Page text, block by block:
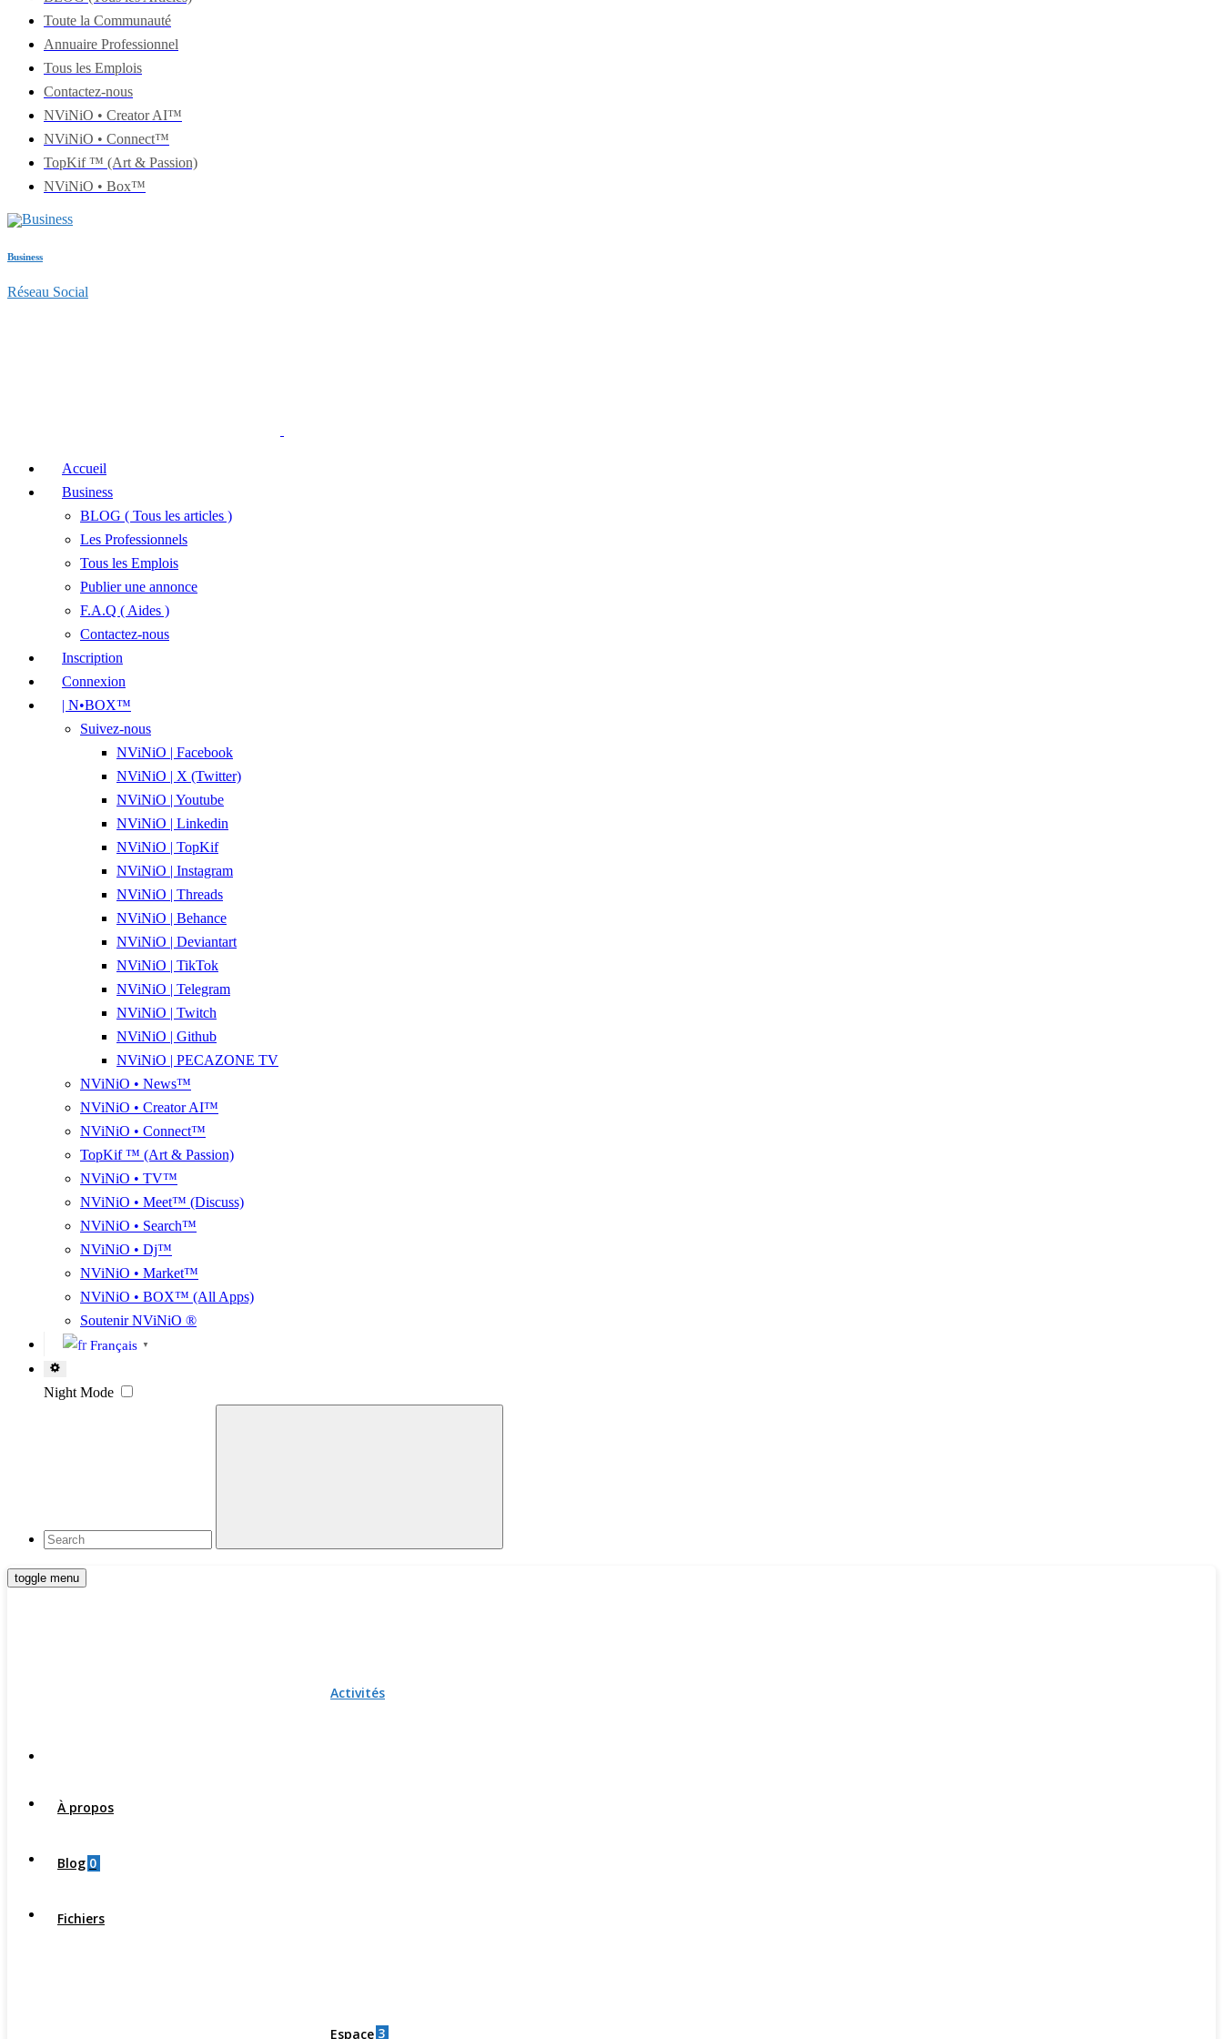
Toute la Communauté
Annuaire Professionnel
Tous les Emplois
Contactez-nous
NViNiO • Creator AI™
NViNiO • Connect™
TopKif ™ (Art & Passion)
NViNiO • Box™
Business
Réseau Social
Accueil
Business
BLOG ( Tous les articles )
Les Professionnels
Tous les Emplois
Publier une annonce
F.A.Q ( Aides )
Contactez-nous
Inscription
Connexion
| N•BOX™
Suivez-nous
NViNiO | Facebook
NViNiO | X (Twitter)
NViNiO | Youtube
NViNiO | Linkedin
NViNiO | TopKif
NViNiO | Instagram
NViNiO | Threads
NViNiO | Behance
NViNiO | Deviantart
NViNiO | TikTok
NViNiO | Telegram
NViNiO | Twitch
NViNiO | Github
NViNiO | PECAZONE TV
NViNiO • News™
NViNiO • Creator AI™
NViNiO • Connect™
TopKif ™ (Art & Passion)
NViNiO • TV™
NViNiO • Meet™ (Discuss)
NViNiO • Search™
NViNiO • Dj™
NViNiO • Market™
NViNiO • BOX™ (All Apps)
Soutenir NViNiO ®
Français ▼
Night Mode
toggle menu
Activités
À propos
Blog 0
Fichiers
Espace 3